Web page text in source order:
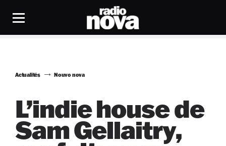
Actualités Nouvo nova
L’indie house de
Sam Gellaitry,